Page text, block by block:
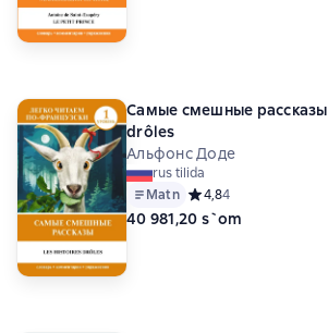
Самые смешные
drôles
Альфонс Доде
rus tilida
Matn Средний рейтинг 4,8
4,84
40 981,20 s`om